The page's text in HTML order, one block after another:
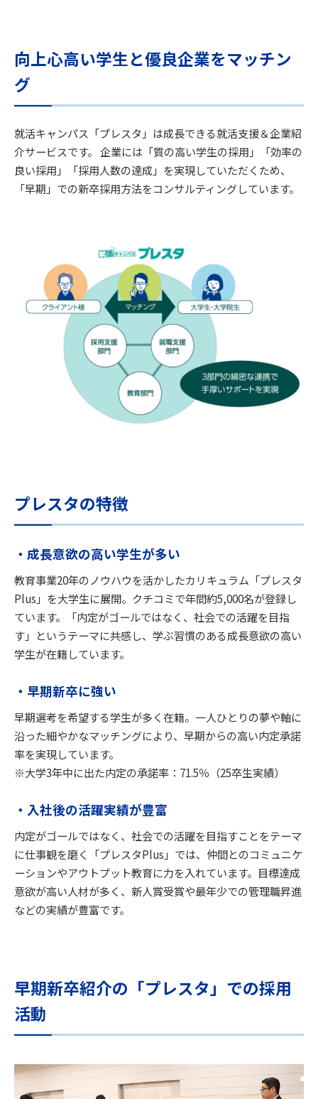
向上心高い学生と優良企業をマッチン
グ
就活キャンパス「プレスタ」は成長できる就活支援＆企業紹
介サービスです。 企業には「質の高い学生の採用」「効率の
良い採用」「採用人数の達成」を実現していただくため、
「早期」での新卒採用方法をコンサルティングしています。
プレスタの特徴
・ 成長意欲の高い学生が多い
教育事業20年のノウハウを活かしたカリキュラム「プレスタ
Plus」を大学生に展開。クチコミで年間約5,000名が登録し
ています。「内定がゴールではなく、社会での活躍を目指
す」というテーマに共感し、学ぶ習慣のある成長意欲の高い
学生が在籍しています。
・ 早期新卒に強い
早期選考を希望する学生が多く在籍。一人ひとりの夢や軸に
沿った細やかなマッチングにより、早期からの高い内定承諾
率を実現しています。
※大学3年中に出た内定の承諾率：71.5％（25卒生実績）
・ 入社後の活躍実績が豊富
内定がゴールではなく、社会での活躍を目指すことをテーマ
に仕事観を磨く「プレスタPlus」では、仲間とのコミュニケ
ーションやアウトプット教育に力を入れています。目標達成
意欲が高い人材が多く、新人賞受賞や最年少での管理職昇進
などの実績が豊富です。
早期新卒紹介の「プレスタ」での採用
活動